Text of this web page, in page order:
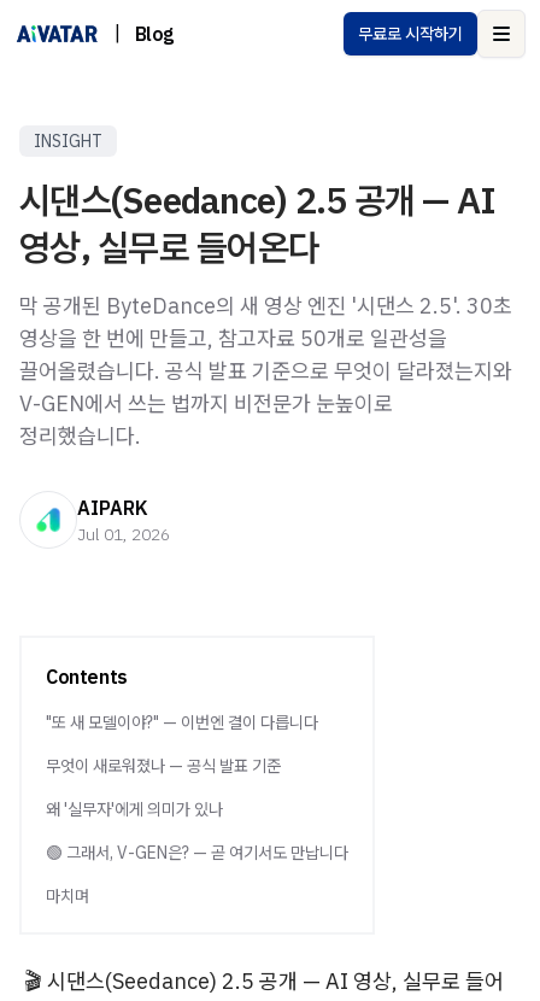
Blog 무료로 시작하기
INSIGHT
시댄스(Seedance) 2.5 공개 — AI
영상, 실무로 들어온다
막 공개된 ByteDance의 새 영상 엔진 '시댄스 2.5'. 30초
영상을 한 번에 만들고, 참고자료 50개로 일관성을
끌어올렸습니다. 공식 발표 기준으로 무엇이 달라졌는지와
V-GEN에서 쓰는 법까지 비전문가 눈높이로
정리했습니다.
AIPARK
Jul 01, 2026
Contents
"또 새 모델이야?" — 이번엔 결이 다릅니다
무엇이 새로워졌나 — 공식 발표 기준
왜 '실무자'에게 의미가 있나
🟢 그래서, V-GEN은? — 곧 여기서도 만납니다
마치며
🎬 시댄스(Seedance) 2.5 공개 — AI 영상, 실무로 들어